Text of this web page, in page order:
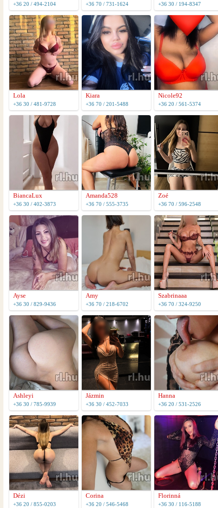
+36 20 / 494-2104 +36 70 / 731-1624 +36 30 / 194-8347
Lola
+36 30 / 481-9728
Kiara
+36 70 / 201-5488
Nicole92
+36 20 / 561-5374
BiancaLux
+36 30 / 402-3873
Amanda528
+36 70 / 555-3735
Zoé
+36 70 / 596-2548
Ayse
+36 30 / 829-9436
Amy
+36 70 / 218-6702
Szabrinaaa
+36 70 / 324-9250
Ashleyi
+36 30 / 785-9939
Jázmin
+36 30 / 452-7033
Hanna
+36 20 / 531-2526
Dézi
+36 20 / 855-0203
Corina
+36 20 / 546-5468
Florinná
+36 30 / 116-5188